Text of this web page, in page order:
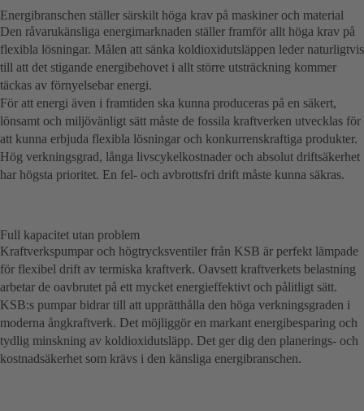
Energibranschen ställer särskilt höga krav på maskiner och material
Den råvarukänsliga energimarknaden ställer framför allt höga krav på
flexibla lösningar. Målen att sänka koldioxidutsläppen leder naturligtvis
till att det stigande energibehovet i allt större utsträckning kommer
täckas av förnyelsebar energi.
För att energi även i framtiden ska kunna produceras på en säkert,
lönsamt och miljövänligt sätt måste de fossila kraftverken utvecklas för
att kunna erbjuda flexibla lösningar och konkurrenskraftiga produkter.
Hög verkningsgrad, långa livscykelkostnader och absolut driftsäkerhet
har högsta prioritet. En fel- och avbrottsfri drift måste kunna säkras.
Full kapacitet utan problem
Kraftverkspumpar och högtrycksventiler från KSB är perfekt lämpade
för flexibel drift av termiska kraftverk. Oavsett kraftverkets belastning
arbetar de oavbrutet på ett mycket energieffektivt och pålitligt sätt.
KSB:s pumpar bidrar till att upprätthålla den höga verkningsgraden i
moderna ångkraftverk. Det möjliggör en markant energibesparing och
tydlig minskning av koldioxidutsläpp. Det ger dig den planerings- och
kostnadsäkerhet som krävs i den känsliga energibranschen.